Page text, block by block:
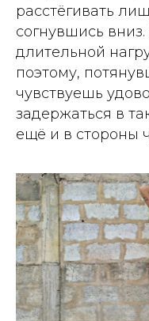
расстёгивать
согнувшись
длительной
поэтому,
чувствуешь
задержаться в
ещё и в стороны